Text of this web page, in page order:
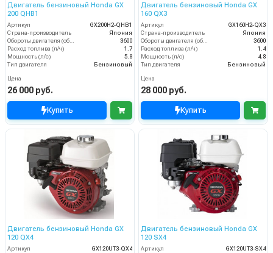
Двигатель бензиновый Honda GX
200 QHB1
Артикул
GX200H2-QHB1
Страна-производитель
Япония
3600
Расход топлива (л/ч)
1.7
Мощность (л/с)
5.8
Тип двигателя
Бензиновый
Цена
26 000 руб.
Купить
Двигатель бензиновый Honda GX
160 QX3
Артикул
GX160H2-QX3
Страна-производитель
Япония
3600
Расход топлива (л/ч)
1.4
Мощность (л/с)
4.8
Тип двигателя
Бензиновый
Цена
28 000 руб.
Купить
Двигатель бензиновый Honda GX
120 QX4
Артикул
GX120UT3-QX4
Двигатель бензиновый Honda GX
120 SX4
Артикул
GX120UT3-SX4